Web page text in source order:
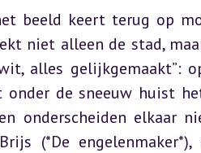
beeld keert terug op
niet alleen de stad,
alles gelijkgemaakt”:
de sneeuw huist
onderscheiden elkaar
(*De engelenmaker*),